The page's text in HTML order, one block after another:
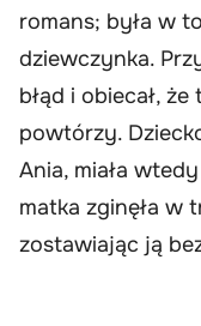
romans; była w
dziewczynka.
błąd i obiecał,
powtórzy.
Ania, miała
matka zginęła w
zostawiając ją